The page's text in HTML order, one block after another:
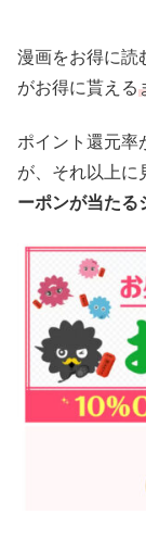
漫画をお得に読
がお得に貰える
ポイント還元率
が、それ以上に
ーポンが当たる